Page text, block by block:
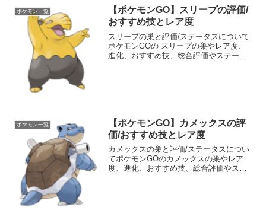
ポケモン一覧
【ポケモンGO】スリープの評価/
おすすめ技とレア度
スリープの巣と評価/ステータスについて
ポケモンGOの スリープの巣やレア度、
進化、おすすめ技、総合評価やステータ
ポケモン一覧
【ポケモンGO】カメックスの評
価/おすすめ技とレア度
カメックスの巣と評価/ステータスについ
てポケモンGOのカメックスの巣やレア
度、進化、おすすめ技、総合評価やステ